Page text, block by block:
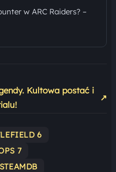
w ARC Raiders? –
Kultowa postać i
↗
6
7